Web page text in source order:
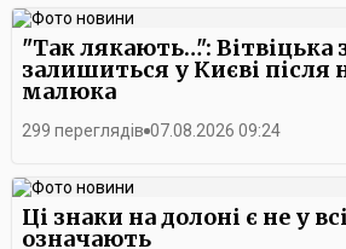
"Так лякають…": Вітвіцька
залишиться у Києві після
малюка
299 переглядів 07.08.2026 09:24
Ці знаки на долоні є не у
означають